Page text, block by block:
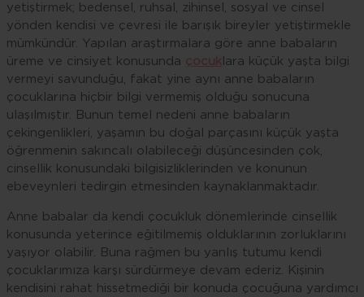
yetiştirmek; bedensel, ruhsal, zihinsel, sosyal ve cinsel
yönden kendisi ve çevresi ile barışık bireyler yetiştirmekle
mümkündür. Yapılan araştırmalara göre anne babaların
üreme ve cinsiyet konusunda
lara küçük yaşta bilgi
vermeyi savunduğu, fakat yine aynı anne babaların
çocuklarına hiçbir bilgi vermemiş olduğu sonucuna
ulaşılmıştır. Bunun temel nedeni anne babaların
çekingenlikleri, yaşamın bu doğal parçasını küçük yaşta
öğrenmenin sakıncalı olabileceği düşüncesinden çok,
cinsellik konusundaki bilgisizliklerinden ve konunun
ebeveynleri tedirgin etmesinden kaynaklanmaktadır.
Anne babalar da kendi çocukluk dönemlerinde cinsellik
konusunda yeterince eğitilmemiş olduklarının zorluklarını
yaşıyor olabilir. Buna rağmen bu yanlış tutumu kendi
çocuklarımıza karşı sürdürmeye devam ederiz. Kişinin
kendisini rahat hissetmediği bir konuda çocuğuna yardımcı